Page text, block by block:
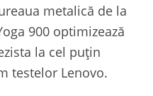
metalică de la
900 optimizează
la cel puțin
testelor Lenovo.